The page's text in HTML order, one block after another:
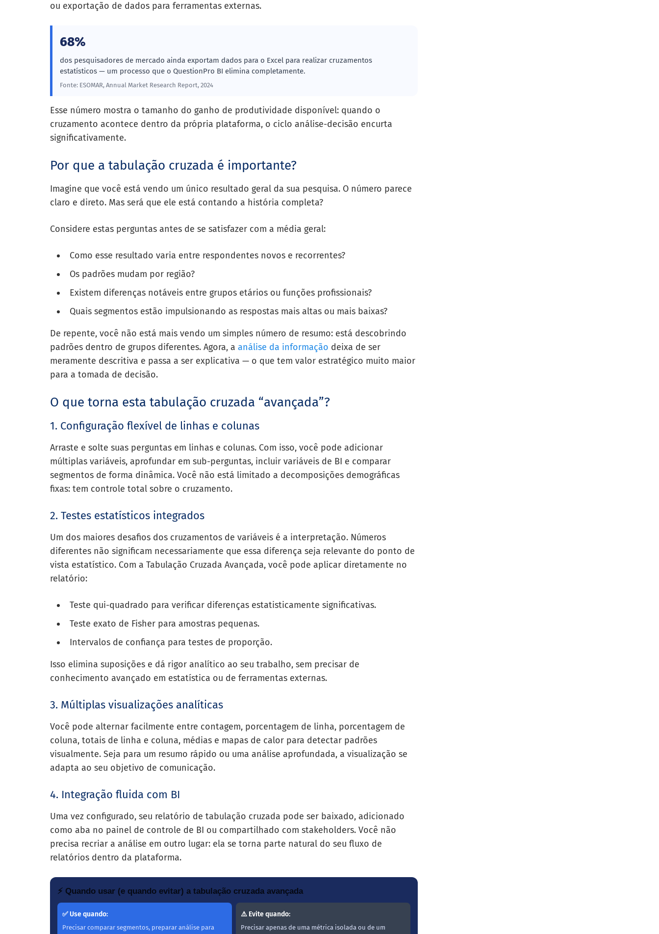
ou exportação de dados para ferramentas externas.
68%
dos pesquisadores de mercado ainda exportam dados para o Excel para realizar cruzamentos
estatísticos — um processo que o QuestionPro BI elimina completamente.
Fonte: ESOMAR, Annual Market Research Report, 2024
Esse número mostra o tamanho do ganho de produtividade disponível: quando o
cruzamento acontece dentro da própria plataforma, o ciclo análise-decisão encurta
significativamente.
Por que a tabulação cruzada é importante?
Imagine que você está vendo um único resultado geral da sua pesquisa. O número parece
claro e direto. Mas será que ele está contando a história completa?
Considere estas perguntas antes de se satisfazer com a média geral:
Como esse resultado varia entre respondentes novos e recorrentes?
Os padrões mudam por região?
Existem diferenças notáveis entre grupos etários ou funções profissionais?
Quais segmentos estão impulsionando as respostas mais altas ou mais baixas?
De repente, você não está mais vendo um simples número de resumo: está descobrindo
padrões dentro de grupos diferentes. Agora, a análise da informação deixa de ser
meramente descritiva e passa a ser explicativa — o que tem valor estratégico muito maior
para a tomada de decisão.
O que torna esta tabulação cruzada “avançada”?
1. Configuração flexível de linhas e colunas
Arraste e solte suas perguntas em linhas e colunas. Com isso, você pode adicionar
múltiplas variáveis, aprofundar em sub-perguntas, incluir variáveis de BI e comparar
segmentos de forma dinâmica. Você não está limitado a decomposições demográficas
fixas: tem controle total sobre o cruzamento.
2. Testes estatísticos integrados
Um dos maiores desafios dos cruzamentos de variáveis é a interpretação. Números
diferentes não significam necessariamente que essa diferença seja relevante do ponto de
vista estatístico. Com a Tabulação Cruzada Avançada, você pode aplicar diretamente no
relatório:
Teste qui-quadrado para verificar diferenças estatisticamente significativas.
Teste exato de Fisher para amostras pequenas.
Intervalos de confiança para testes de proporção.
Isso elimina suposições e dá rigor analítico ao seu trabalho, sem precisar de
conhecimento avançado em estatística ou de ferramentas externas.
3. Múltiplas visualizações analíticas
Você pode alternar facilmente entre contagem, porcentagem de linha, porcentagem de
coluna, totais de linha e coluna, médias e mapas de calor para detectar padrões
visualmente. Seja para um resumo rápido ou uma análise aprofundada, a visualização se
adapta ao seu objetivo de comunicação.
4. Integração fluida com BI
Uma vez configurado, seu relatório de tabulação cruzada pode ser baixado, adicionado
como aba no painel de controle de BI ou compartilhado com stakeholders. Você não
precisa recriar a análise em outro lugar: ela se torna parte natural do seu fluxo de
relatórios dentro da plataforma.
⚡ Quando usar (e quando evitar) a tabulação cruzada avançada
✅ Use quando:
Precisar comparar segmentos, preparar análise para
⚠️ Evite quando:
Precisar apenas de uma métrica isolada ou de um